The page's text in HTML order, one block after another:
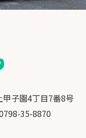
子園4丁目7番8号
35-8870